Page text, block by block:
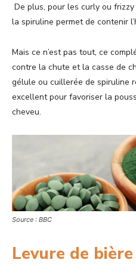
De plus, pour les curly ou
la spiruline permet de contenir
Mais ce n’est pas tout, ce
contre la chute et la casse de
gélule ou cuillerée de spiruline
excellent pour favoriser la
cheveu.
Source : BBC
Levure de bière